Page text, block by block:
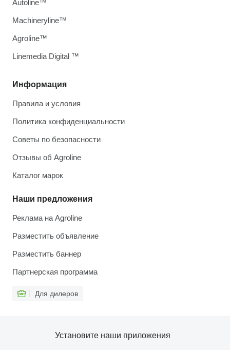
Информация
Правила и условия
Политика конфиденциальности
Советы по безопасности
Отзывы об Agroline
Каталог марок
Наши предложения
Реклама на Agroline
Разместить объявление
Разместить баннер
Партнерская программа
Для дилеров
Autoline™
Machineryline™
Agroline™
Linemedia Digital ™
Установите наши приложения